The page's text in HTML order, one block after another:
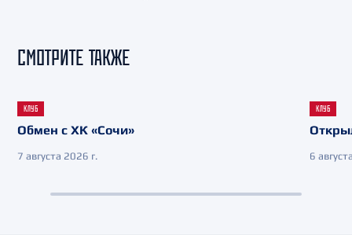
СМОТРИТЕ ТАКЖЕ
КЛУБ
Обмен с ХК «Сочи»
7 августа 2026 г.
КЛУБ
6